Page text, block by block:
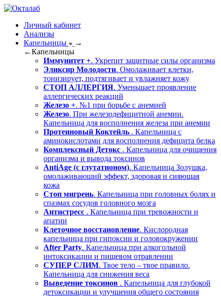
Личный кабинет
Анализы
Капельницы
→
←Капельницы
Иммунитет +. Укрепит защитные силы организма
Эликсир Молодости. Омолаживает клетки,
тонизирует, подтягивает и увлажняет кожу
СТОП АЛЛЕРГИЯ. Уменьшает проявление
аллергических реакций
Железо +. №1 при борьбе с анемией
Железо. При железодефицитной анемии.
Капельница для восполнения железа при анемии
Протеиновый Коктейль . Капельница с
аминокислотами для восполнения дефицита белка
Комплексный Детокс . Капельница для очищения
организма и вывода токсинов
AntiAge (с глутатионом). Капельница Золушка,
омолаживающий эффект, здоровая и сияющая
кожа
Стоп мигрень. Капельница при головных болях и
спазмах сосудов головного мозга
Антистресс . Капельница при тревожности и
апатии
Клеточное восстановление. Кислородная
капельница при гипоксии и головокружении
After Party. Капельница при алкогольной
интоксикации и пищевом отравлении
СУПЕР СЛИМ. Твое тело – твое правило.
Капельница для снижения веса
Выведение токсинов . Капельница для глубокой
детоксикации и улучшения общего состояния